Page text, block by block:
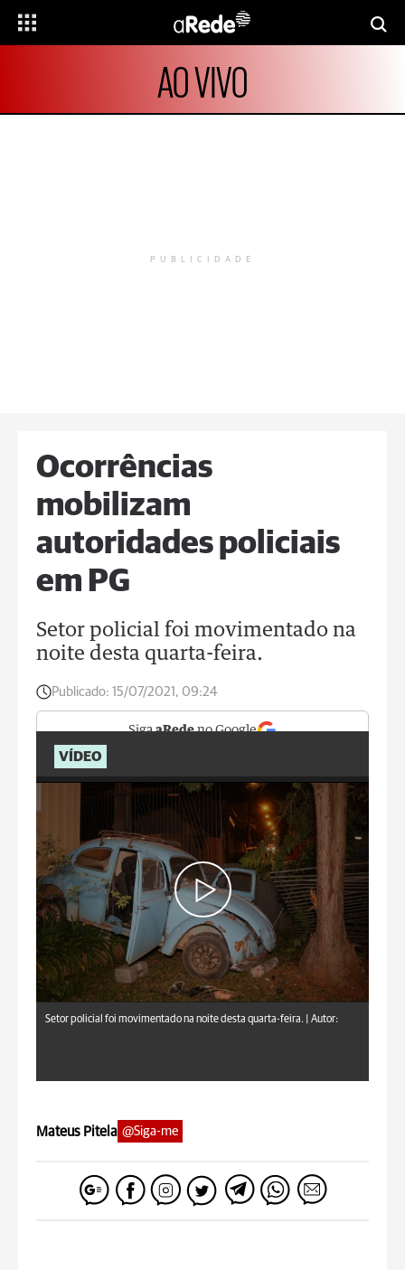
AO VIVO
PUBLICIDADE
Ocorrências
mobilizam
autoridades policiais
em PG
Setor policial foi movimentado na
noite desta quarta-feira.
Publicado: 15/07/2021, 09:24
SigaaRedeno Google
VÍDEO
Setor policial foi movimentado na noite desta quarta-feira. | Autor:
Mateus Pitela @Siga-me